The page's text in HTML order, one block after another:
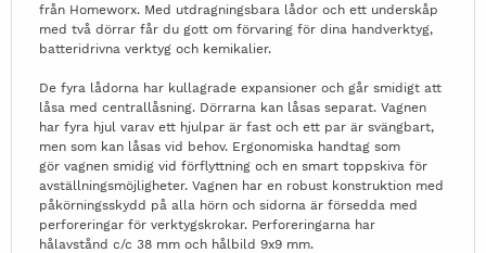
från Homeworx. Med utdragningsbara lådor och ett underskåp
med två dörrar får du gott om förvaring för dina handverktyg,
batteridrivna verktyg och kemikalier.
De fyra lådorna har kullagrade expansioner och går smidigt att
låsa med centrallåsning. Dörrarna kan låsas separat. Vagnen
har fyra hjul varav ett hjulpar är fast och ett par är svängbart,
men som kan låsas vid behov. Ergonomiska handtag som
gör vagnen smidig vid förflyttning och en smart toppskiva för
avställningsmöjligheter. Vagnen har en robust konstruktion med
påkörningsskydd på alla hörn och sidorna är försedda med
perforeringar för verktygskrokar. Perforeringarna har
hålavstånd c/c 38 mm och hålbild 9x9 mm.